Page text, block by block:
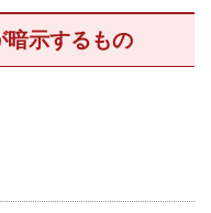
暗示するもの